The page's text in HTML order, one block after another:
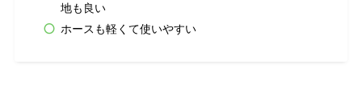
地も良い
ホースも軽くて使いやすい